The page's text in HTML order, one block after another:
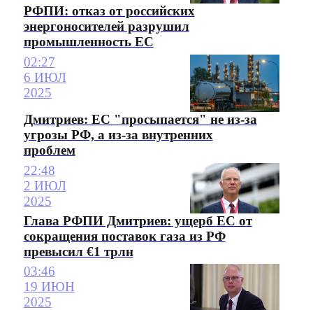
РФПИ: отказ от российских
энергоносителей разрушил
промышленность ЕС
02:27
6 ИЮЛ
2025
Дмитриев: ЕС "просыпается" не из-за
угрозы РФ, а из-за внутренних
проблем
22:48
2 ИЮЛ
2025
Глава РФПИ Дмитриев: ущерб ЕС от
сокращения поставок газа из РФ
превысил €1 трлн
03:46
19 ИЮН
2025